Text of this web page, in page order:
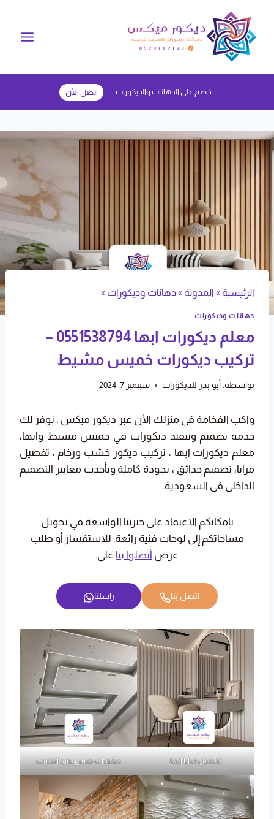
المحتوى
خصم على الدهانات والديكورات اتصل الأن
الرئيسية » المدونة »دهانات وديكورات »
دهانات وديكورات
معلم ديكورات ابها 0551538794 –
تركيب ديكورات خميس مشيط
بواسطة: أبو بدر للديكورات سبتمبر 7, 2024
واكب الفخامة في منزلك الأن عبر ديكور ميكس ، نوفر لك
خدمة تصميم وتنفيذ ديكورات في خميس مشيط وابها،
معلم ديكورات ابها ، تركيب ديكور خشب ورخام ، تفصيل
مرايا، تصميم حدائق ، بجودة كاملة وبأحدث معايير التصميم
الداخلي في السعودية.
بإمكانكم الاعتماد على خبرتنا الواسعة في تحويل
مساحاتكم إلى لوحات فنية رائعة. للاستفسار أو طلب
عرض أتصلوا بنا على.
اتصل بنا راسلنا
تفصيل مرايا ابها ديكورات جبس بورد الجنوب